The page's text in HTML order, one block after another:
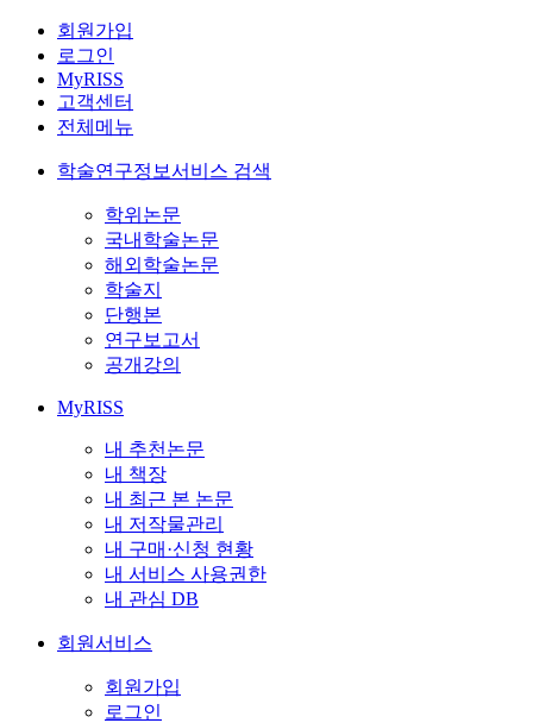
회원가입
로그인
MyRISS
고객센터
전체메뉴
학술연구정보서비스 검색
학위논문
국내학술논문
해외학술논문
학술지
단행본
연구보고서
공개강의
MyRISS
내 추천논문
내 책장
내 최근 본 논문
내 저작물관리
내 구매·신청 현황
내 서비스 사용권한
내 관심 DB
회원서비스
회원가입
로그인